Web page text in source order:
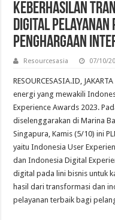
Keberhasilan
Digital Pelayanan
Penghargaan
Resourcesasia 07/10/
RESOURCESASIA.ID,
energi yang mewakili
Experience Awards 2023.
diselenggarakan di Marina
Singapura, Kamis (5/10) ini
yaitu Indonesia User
dan Indonesia Digital
digital pada lini bisnis untuk
hasil dari transformasi dan
pelayanan terbaik bagi